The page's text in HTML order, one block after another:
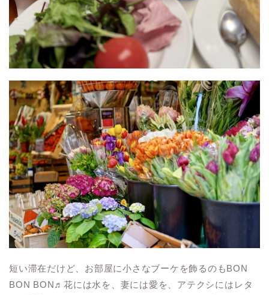
短い滞在だけど、お部屋に小さなブーケを飾るのもBON
BON BON♬花には水を、妻には愛を、アテクシにはレタ